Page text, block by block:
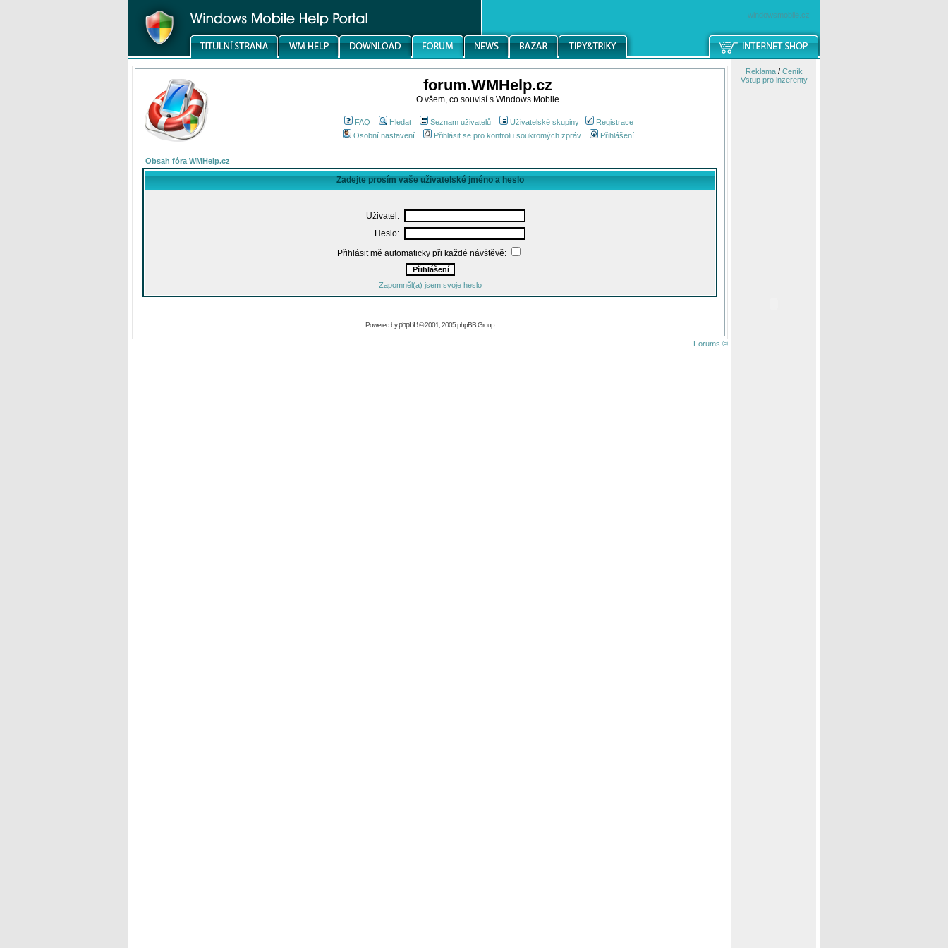
windowsmobile.cz
forum.WMHelp.cz
O všem, co souvisí s Windows Mobile
FAQ Hledat Seznam uživatelů Uživatelské skupiny
Registrace
Osobní nastavení
Přihlásit se pro kontrolu soukromých zpráv Přihlášení
Obsah fóra WMHelp.cz
Zadejte prosím vaše uživatelské jméno a heslo
Uživatel:
Heslo:
Přihlásit mě automaticky při každé návštěvě:
Zapomněl(a) jsem svoje heslo
Powered byphpBB© 2001, 2005 phpBB Group
Forums ©
Reklama/ Ceník
Vstup pro inzerenty